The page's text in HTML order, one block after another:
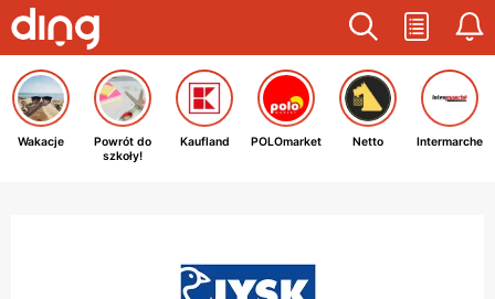
Wakacje
Powrót do
szkoły!
Kaufland POLOmarket Netto Intermarche